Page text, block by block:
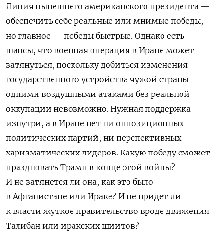
Линия нынешнего американского президента —
обеспечить себе реальные или мнимые победы,
но главное — победы быстрые. Однако есть
шансы, что военная операция в Иране может
затянуться, поскольку добиться изменения
государственного устройства чужой страны
одними воздушными атаками без реальной
оккупации невозможно. Нужная поддержка
изнутри, а в Иране нет ни оппозиционных
политических партий, ни перспективных
харизматических лидеров. Какую победу сможет
праздновать Трамп в конце этой войны?
И не затянется ли она, как это было
в Афганистане или Ираке? И не придет ли
к власти жуткое правительство вроде движения
Талибан или иракских шиитов?